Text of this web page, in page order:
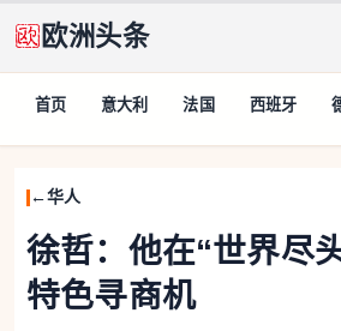
欧洲头条
首页 意大利 法国 西班牙
华人
徐哲：他在“世界尽
特色寻商机